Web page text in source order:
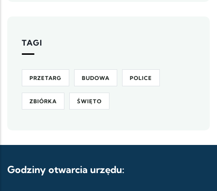
TAGI
PRZETARG BUDOWA POLICE
ZBIÓRKA ŚWIĘTO
Godziny otwarcia urzędu: